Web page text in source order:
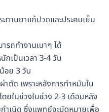
ทานยาแก้ปวดและประคบเย็น
รถทำงานเบาๆ ได้
เป็นเวลา 3-4 วัน
อย 3 วัน
ตัด เพราะหลังการทำหมันใน
ยในช่วงในช่วง 2-3 เดือนหลัง
เนิด ซึ่งแพทย์จะนัดหมายเพื่อ